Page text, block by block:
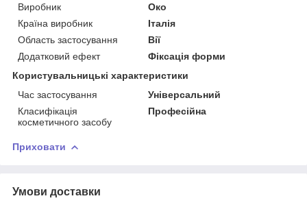
Виробник
Око
Країна виробник
Італія
Область застосування
Вії
Додатковий ефект
Фіксація форми
Користувальницькі характеристики
Час застосування
Універсальний
Класифікація
косметичного засобу
Професійна
Приховати
Умови доставки